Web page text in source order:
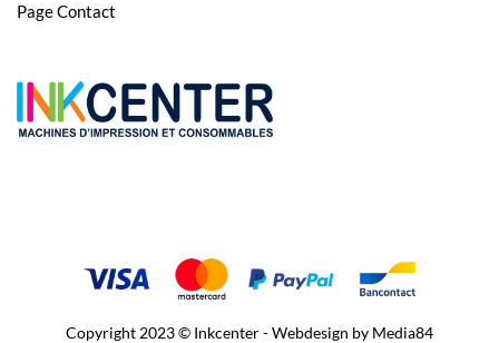
Page Contact
Copyright 2023 © Inkcenter - Webdesign by Media84